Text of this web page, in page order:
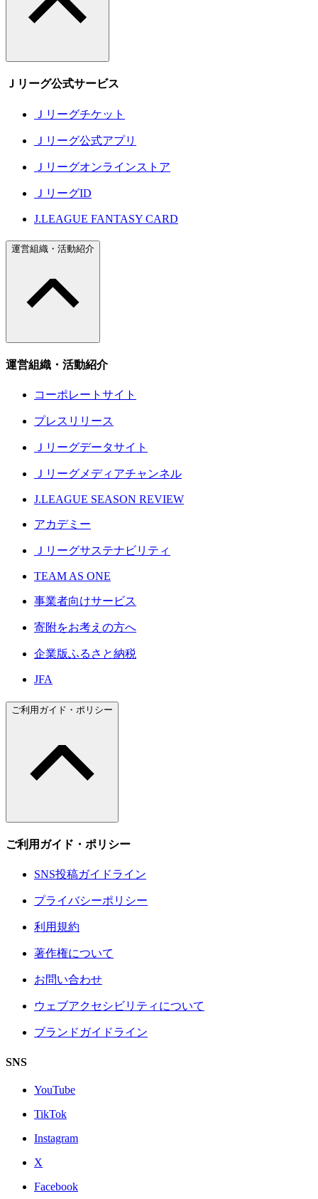
Ｊリーグ公式サービス
Ｊリーグチケット
Ｊリーグ公式アプリ
Ｊリーグオンラインストア
ＪリーグID
J.LEAGUE FANTASY CARD
運営組織・活動紹介
運営組織・活動紹介
コーポレートサイト
プレスリリース
Ｊリーグデータサイト
Ｊリーグメディアチャンネル
J.LEAGUE SEASON REVIEW
アカデミー
Ｊリーグサステナビリティ
TEAM AS ONE
事業者向けサービス
寄附をお考えの方へ
企業版ふるさと納税
JFA
ご利用ガイド・ポリシー
ご利用ガイド・ポリシー
SNS投稿ガイドライン
プライバシーポリシー
利用規約
著作権について
お問い合わせ
ウェブアクセシビリティについて
ブランドガイドライン
SNS
YouTube
TikTok
Instagram
X
Facebook